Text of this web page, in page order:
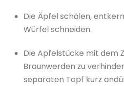
Die Äpfel schälen,
Würfel schneiden.
Die Apfelstücke mit dem
Braunwerden zu
separaten Topf kurz